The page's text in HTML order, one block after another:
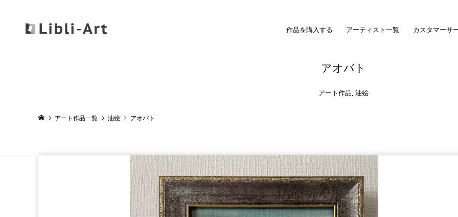
作品を購入する アーティスト一覧 カスタマーサ
アオバト
アート作品, 油絵
アート作品一覧 油絵 アオバト